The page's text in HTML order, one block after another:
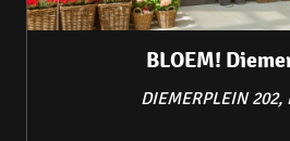
BLOEM!
DIEMERPLEIN 202,